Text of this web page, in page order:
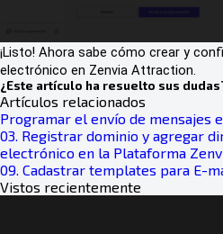
¡Listo! Ahora sabe cómo crear y
electrónico en Zenvia Attraction.
¿Este artículo ha resuelto sus
Artículos relacionados
Programar el envío de mensajes
03. Registrar dominio y agregar
electrónico en la Plataforma
09. Cadastrar templates para E-
Vistos recientemente